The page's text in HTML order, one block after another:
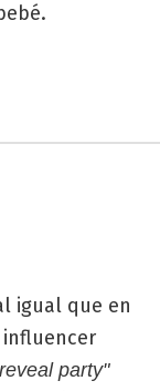
igual que en
party"